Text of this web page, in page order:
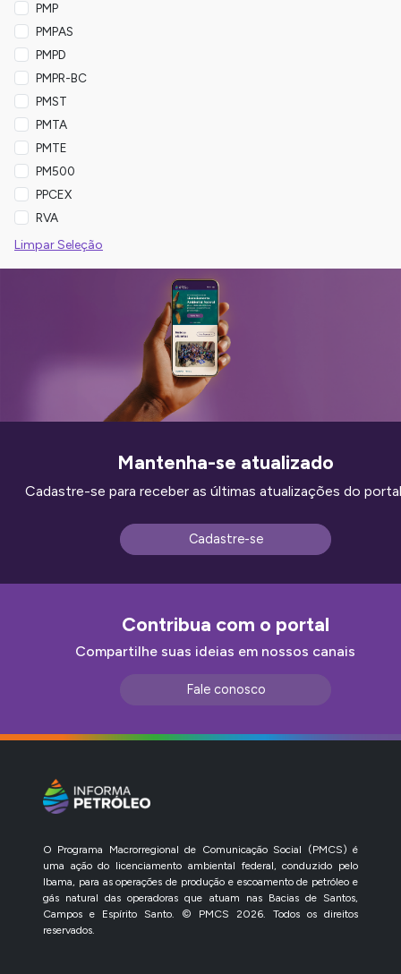
PMP
PMPAS
PMPD
PMPR-BC
PMST
PMTA
PMTE
PM500
PPCEX
RVA
Limpar Seleção
Mantenha-se atualizado
Cadastre-se para receber as últimas atualizações do
Cadastre-se
Contribua com o portal
Compartilhe suas ideias em nossos canais
Fale conosco
O Programa Macrorregional de Comunicação Social (PMCS) é
uma ação do licenciamento ambiental federal, conduzido pelo
Ibama, para as operações de produção e escoamento de petróleo e
gás natural das operadoras que atuam nas Bacias de Santos,
Campos e Espírito Santo. © PMCS 2026. Todos os direitos
reservados.